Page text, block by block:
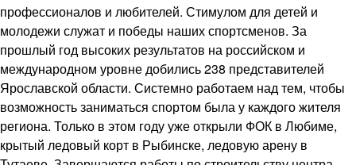
профессионалов и любителей. Стимулом для детей и
молодежи служат и победы наших спортсменов. За
прошлый год высоких результатов на российском и
международном уровне добились 238 представителей
Ярославской области. Системно работаем над тем, чтобы
возможность заниматься спортом была у каждого жителя
региона. Только в этом году уже открыли ФОК в Любиме,
крытый ледовый корт в Рыбинске, ледовую арену в